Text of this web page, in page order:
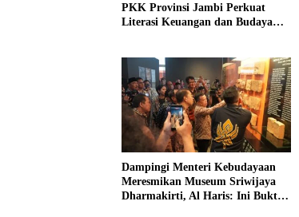
PKK Provinsi Jambi Perkuat
Literasi Keuangan dan Budaya
Dampingi Menteri Kebudayaan
Meresmikan Museum Sriwijaya
Dharmakirti, Al Haris: Ini Bukti